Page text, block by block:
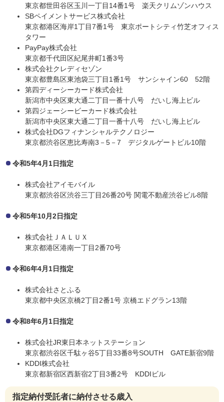
東京都世田谷区玉川一丁目14番1号 楽天クリムゾンハウス
SBペイメントサービス株式会社
東京都港区海岸1丁目7番1号 東京ポートシティ竹芝オフィス
タワー
PayPay株式会社
東京都千代田区紀尾井町1番3号
株式会社クレディセゾン
東京都豊島区東池袋三丁目1番1号 サンシャイン60 52階
第四ディーシーカード株式会社
新潟市中央区東大通二丁目一番十八号 だいし海上ビル
第四ジェーシービーカード株式会社
新潟市中央区東大通二丁目一番十八号 だいし海上ビル
株式会社DGフィナンシャルテクノロジー
東京都渋谷区恵比寿南3－5－7 デジタルゲートビル10階
令和5年4月1日指定
株式会社アイモバイル
東京都渋谷区渋谷三丁目26番20号 関電不動産渋谷ビル8階
令和5年10月2日指定
株式会社ＪＡＬＵＸ
東京都港区港南一丁目2番70号
令和6年4月1日指定
株式会社さとふる
東京都中央区京橋2丁目2番1号 京橋エドグラン13階
令和8年6月1日指定
株式会社JR東日本ネットステーション
東京都渋谷区千駄ヶ谷5丁目33番8号SOUTH GATE新宿9階
KDDI株式会社
東京都新宿区西新宿2丁目3番2号 KDDIビル
指定納付受託者に納付させる歳入